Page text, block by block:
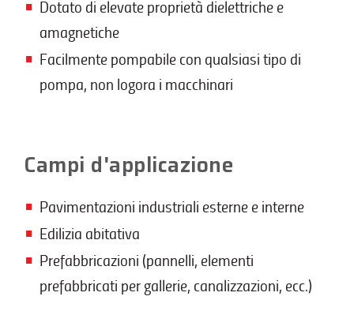
Dotato di elevate proprietà dielettriche e
amagnetiche
Facilmente pompabile con qualsiasi tipo di
pompa, non logora i macchinari
Campi d'applicazione
Pavimentazioni industriali esterne e interne
Edilizia abitativa
Prefabbricazioni (pannelli, elementi
prefabbricati per gallerie, canalizzazioni, ecc.)